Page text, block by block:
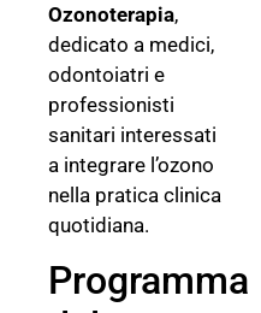
Ozonoterapia,
dedicato a medici,
odontoiatri e
professionisti
sanitari interessati
a integrare l’ozono
nella pratica clinica
quotidiana.
Programma